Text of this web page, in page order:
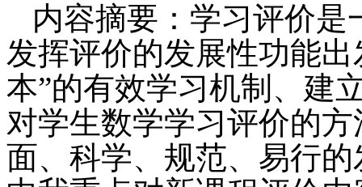
内容摘要：学习评价
发挥评价的发展性功能
本”的有效学习机制、建
对学生数学学习评价的
面、科学、规范、易行